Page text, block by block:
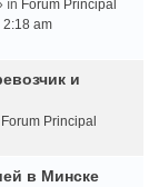
în Forum Principal
2:18 am
и
Forum Principal
в Минске